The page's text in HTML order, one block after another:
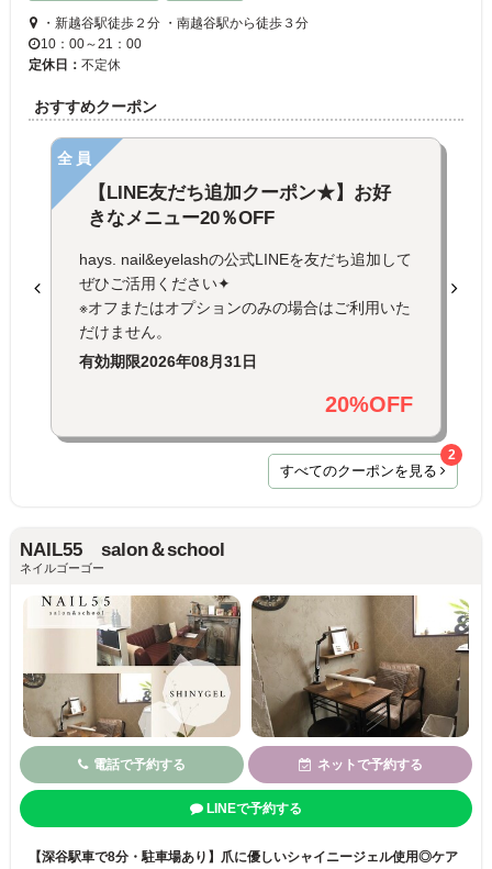
・新越谷駅徒歩２分 ・南越谷駅から徒歩３分
10：00～21：00
定休日： 不定休
おすすめクーポン
全員
【LINE友だち追加クーポン★】お好
きなメニュー20％OFF
hays. nail&eyelashの公式LINEを友だち追加して
ぜひご活用ください✦
※オフまたはオプションのみの場合はご利用いた
だけません。
有効期限2026年08月31日
20%OFF
すべてのクーポンを見る
2
NAIL55 salon＆school
ネイルゴーゴー
電話で予約する ネットで予約する
LINEで予約する
【深谷駅車で8分・駐車場あり】爪に優しいシャイニージェル使用◎ケア